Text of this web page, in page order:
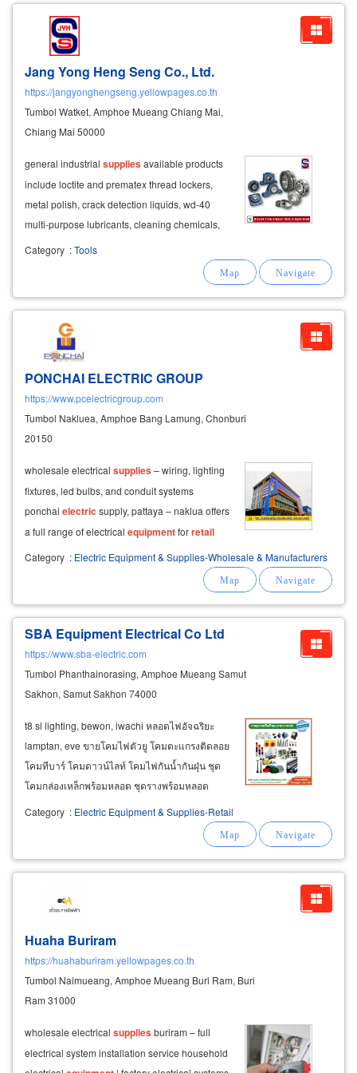
Jang Yong Heng Seng Co., Ltd.
https://jangyonghengseng.yellowpages.co.th
Tumbol Watket, Amphoe Mueang Chiang Mai,
Chiang Mai 50000
general industrial suppliesavailable products
include loctite and prematex thread lockers,
metal polish, crack detection liquids, wd-40
multi-purpose lubricants, cleaning chemicals,
thinner, oil pumps, fuel transfer
Category :Tools
PONCHAI ELECTRIC GROUP
https://www.pcelectricgroup.com
Tumbol Nakluea, Amphoe Bang Lamung, Chonburi
20150
wholesale electrical supplies– wiring, lighting
fixtures, led bulbs, and conduit systems
ponchai electric supply, pattaya – naklua offers
a full range of electrical equipmentforretail
and wholesale, including tools and circuit
Category : Electric Equipment & Supplies-Wholesale & Manufacturers
SBA Equipment Electrical Co Ltd
https://www.sba-electric.com
Tumbol Phanthainorasing, Amphoe Mueang Samut
Sakhon, Samut Sakhon 74000
t8 sl lighting, bewon, iwachi หลอดไฟอัจฉริยะ
lamptan, eve ขายโคมไฟตัวยู โคมตะแกรงติดลอย
โคมทีบาร์ โคมดาวน์ไลท์ โคมไฟกันน้ำกันฝุ่น ชุด
โคมกล่องเหล็กพร้อมหลอด ชุดรางพร้อมหลอด
กราวด์เดี่ยว-เต้ารับกราวด์คู่ เต้ารับกันน้ำ haco,
Category : Electric Equipment & Supplies-Retail
Huaha Buriram
https://huahaburiram.yellowpages.co.th
Tumbol Naimueang, Amphoe Mueang Buri Ram, Buri
Ram 31000
wholesale electrical suppliesburiram – full
electrical system installation service household